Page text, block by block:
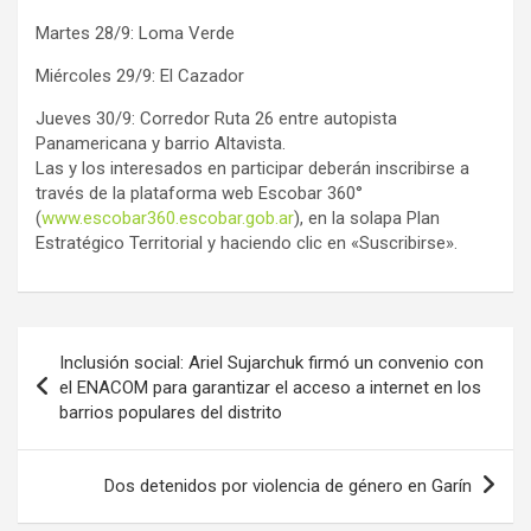
Martes 28/9: Loma Verde
Miércoles 29/9: El Cazador
Jueves 30/9: Corredor Ruta 26 entre autopista
Panamericana y barrio Altavista.
Las y los interesados en participar deberán inscribirse a
través de la plataforma web Escobar 360°
(www.escobar360.escobar.gob.ar), en la solapa Plan
Estratégico Territorial y haciendo clic en «Suscribirse».
de
entradas
Inclusión social: Ariel Sujarchuk firmó un convenio con
el ENACOM para garantizar el acceso a internet en los
barrios populares del distrito
Dos detenidos por violencia de género en Garín